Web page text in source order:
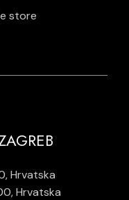
store
Hrvatska
Hrvatska